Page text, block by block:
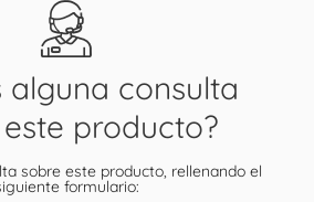
alguna consulta
producto?
sobre este producto, rellenando el
formulario: